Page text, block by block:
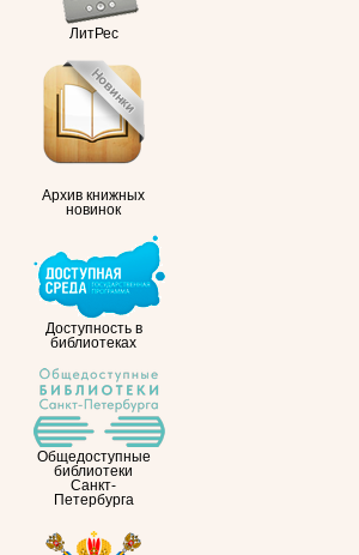
ЛитРес
Архив книжных
новинок
Доступность в
библиотеках
Общедоступные
библиотеки
Санкт-
Петербурга